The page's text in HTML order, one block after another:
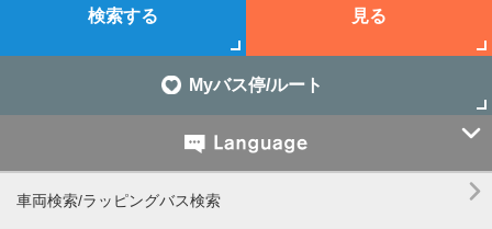
検索する
見る
Myバス停/ルート

車両検索/ラッピングバス検索 